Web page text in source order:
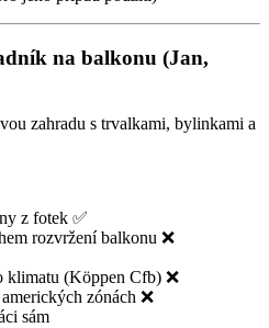
na balkonu (Jan,
zahradu s trvalkami, bylinkami a
z fotek ✅
rozvržení balkonu ❌
klimatu (Köppen Cfb) ❌
zónách ❌
sám